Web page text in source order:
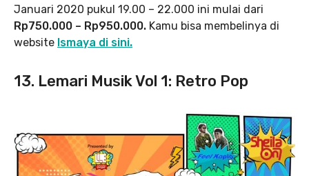
Januari 2020 pukul 19.00 – 22.000 ini mulai dari
Rp750.000 – Rp950.000. Kamu bisa membelinya di
website Ismaya di sini.
13. Lemari Musik Vol 1: Retro Pop